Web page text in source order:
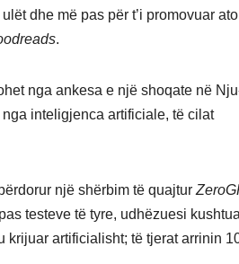
dhe më pas për t’i promovuar
.
nga ankesa e një shoqate në
inteligjenca artificiale, të cilat
një shërbim të quajtur
testeve të tyre, udhëzuesi
krijuar artificialisht; të tjerat arrinin